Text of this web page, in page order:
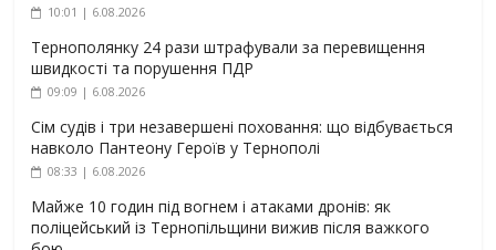
10:01 | 6.08.2026
Тернополянку 24 рази штрафували за перевищення
швидкості та порушення ПДР
09:09 | 6.08.2026
Сім судів і три незавершені поховання: що відбувається
навколо Пантеону Героїв у Тернополі
08:33 | 6.08.2026
Майже 10 годин під вогнем і атаками дронів: як
поліцейський із Тернопільщини вижив після важкого